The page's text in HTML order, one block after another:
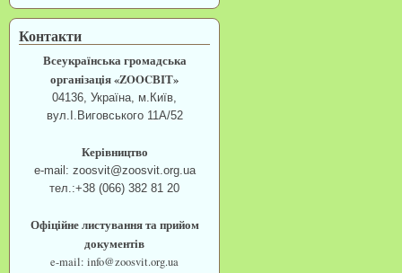
Контакти
Всеукраїнська громадська
організація «ZOOCВІТ»
04136, Україна, м.Київ,
вул.І.Виговського 11А/52
Керівництво
e-mail: zoosvit@zoosvit.org.ua
тел.:+38 (066) 382 81 20
Офіційне листування та прийом
документів
e-mail: info@zoosvit.org.ua